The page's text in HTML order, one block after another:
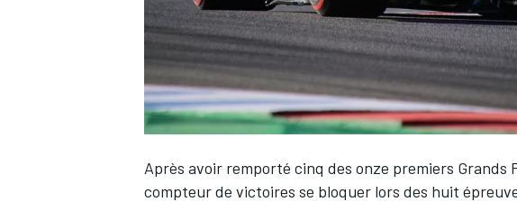
Après avoir remporté cinq des onze premiers Grands
compteur de victoires se bloquer lors des huit